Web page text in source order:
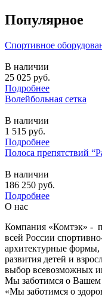
Популярное
Спортивное
В наличии
25 025 руб.
Подробнее
Волейбольная сетка
В наличии
1 515 руб.
Подробнее
Полоса препятствий
В наличии
186 250 руб.
Подробнее
О нас
Компания «Комтэк» -
всей России
архитектурные формы,
развития детей и
выбор всевозможных
Мы заботимся о Вашем
«Мы заботимся о